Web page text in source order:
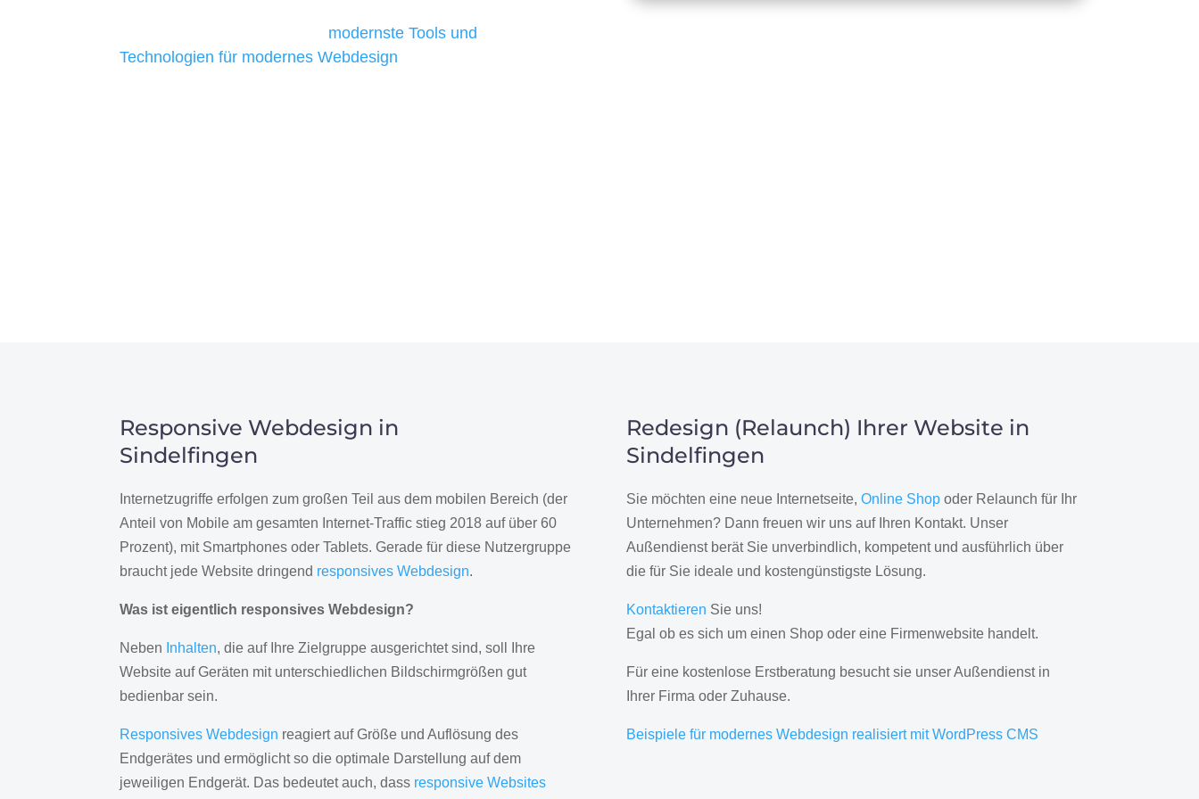
modernste Tools und
Technologien für modernes Webdesign
Responsive Webdesign in
Sindelfingen
Internetzugriffe erfolgen zum großen Teil aus dem mobilen Bereich (der
Anteil von Mobile am gesamten Internet-Traffic stieg 2018 auf über 60
Prozent), mit Smartphones oder Tablets. Gerade für diese Nutzergruppe
braucht jede Website dringend responsives Webdesign.
Was ist eigentlich responsives Webdesign?
Neben Inhalten, die auf Ihre Zielgruppe ausgerichtet sind, soll Ihre
Website auf Geräten mit unterschiedlichen Bildschirmgrößen gut
bedienbar sein.
Responsives Webdesign reagiert auf Größe und Auflösung des
Endgerätes und ermöglicht so die optimale Darstellung auf dem
jeweiligen Endgerät. Das bedeutet auch, dass responsive Websites
Redesign (Relaunch) Ihrer Website in
Sindelfingen
Sie möchten eine neue Internetseite, Online Shopoder Relaunch für Ihr
Unternehmen? Dann freuen wir uns auf Ihren Kontakt. Unser
Außendienst berät Sie unverbindlich, kompetent und ausführlich über
die für Sie ideale und kostengünstigste Lösung.
Kontaktieren Sie uns!
Egal ob es sich um einen Shop oder eine Firmenwebsite handelt.
Für eine kostenlose Erstberatung besucht sie unser Außendienst in
Ihrer Firma oder Zuhause.
Beispiele für modernes Webdesign realisiert mit WordPress CMS